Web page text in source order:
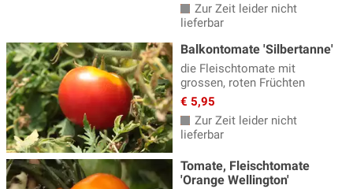
Zur Zeit leider nicht
lieferbar
Balkontomate 'Silbertanne'
die Fleischtomate mit
grossen, roten Früchten
€ 5,95
Zur Zeit leider nicht
lieferbar
Tomate, Fleischtomate
'Orange Wellington'